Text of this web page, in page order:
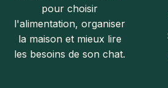
pour choisir
l'alimentation, organiser
la maison et mieux lire
les besoins de son chat.